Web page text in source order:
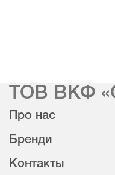
ТОВ ВКФ
Про нас
Бренди
Контакты